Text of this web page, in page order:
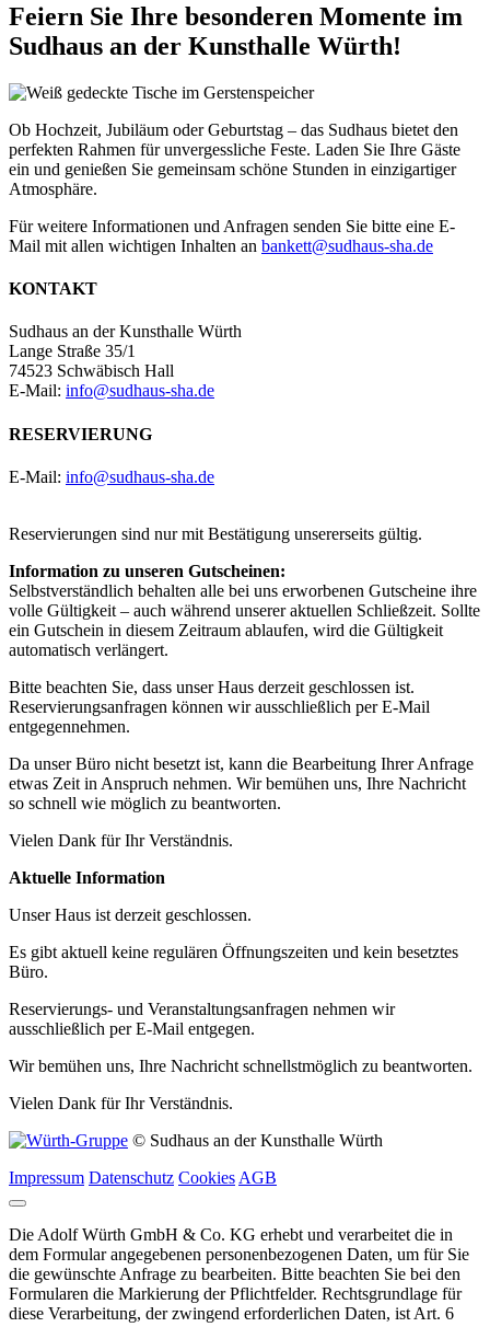
Feiern Sie Ihre besonderen Momente im
Sudhaus an der Kunsthalle Würth!
Ob Hochzeit, Jubiläum oder Geburtstag – das Sudhaus bietet den
perfekten Rahmen für unvergessliche Feste. Laden Sie Ihre Gäste
ein und genießen Sie gemeinsam schöne Stunden in einzigartiger
Atmosphäre.
Für weitere Informationen und Anfragen senden Sie bitte eine E-
Mail mit allen wichtigen Inhalten an bankett@sudhaus-sha.de
KONTAKT
Sudhaus an der Kunsthalle Würth
Lange Straße 35/1
74523 Schwäbisch Hall
E-Mail: info@sudhaus-sha.de
RESERVIERUNG
E-Mail: info@sudhaus-sha.de
Reservierungen sind nur mit Bestätigung unsererseits gültig.
Information zu unseren Gutscheinen:
Selbstverständlich behalten alle bei uns erworbenen Gutscheine ihre
volle Gültigkeit – auch während unserer aktuellen Schließzeit. Sollte
ein Gutschein in diesem Zeitraum ablaufen, wird die Gültigkeit
automatisch verlängert.
Bitte beachten Sie, dass unser Haus derzeit geschlossen ist.
Reservierungsanfragen können wir ausschließlich per E‑Mail
entgegennehmen.
Da unser Büro nicht besetzt ist, kann die Bearbeitung Ihrer Anfrage
etwas Zeit in Anspruch nehmen. Wir bemühen uns, Ihre Nachricht
so schnell wie möglich zu beantworten.
Vielen Dank für Ihr Verständnis.
Aktuelle Information
Unser Haus ist derzeit geschlossen.
Es gibt aktuell keine regulären Öffnungszeiten und kein besetztes
Büro.
Reservierungs- und Veranstaltungsanfragen nehmen wir
ausschließlich per E‑Mail entgegen.
Wir bemühen uns, Ihre Nachricht schnellstmöglich zu beantworten.
Vielen Dank für Ihr Verständnis.
© Sudhaus an der Kunsthalle Würth
Impressum Datenschutz Cookies AGB
Die Adolf Würth GmbH & Co. KG erhebt und verarbeitet die in
dem Formular angegebenen personenbezogenen Daten, um für Sie
die gewünschte Anfrage zu bearbeiten. Bitte beachten Sie bei den
Formularen die Markierung der Pflichtfelder. Rechtsgrundlage für
diese Verarbeitung, der zwingend erforderlichen Daten, ist Art. 6